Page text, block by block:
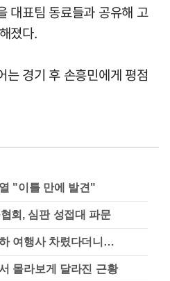
대표팀 동료들과 공유해 고
졌다.
는 경기 후 손흥민에게 평점
"이틀 만에 발견"
회, 심판 성접대 파문
여행사 차렸다더니…
몰라보게 달라진 근황